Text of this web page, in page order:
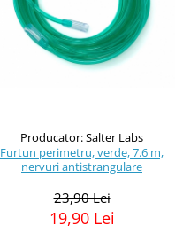
Producator: Salter Labs
Furtun perimetru, verde, 7.6 m,
nervuri antistrangulare
23,90 Lei
19,90 Lei